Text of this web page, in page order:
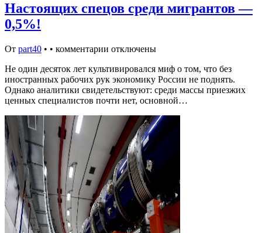
Настоящих спецов среди мигрантов —
0,5%!
От part40 • • комментарии отключены
Не один десяток лет культивировался миф о том, что без
иностранных рабочих рук экономику России не поднять.
Однако аналитики свидетельствуют: среди массы приезжих
ценных специалистов почти нет, основной…